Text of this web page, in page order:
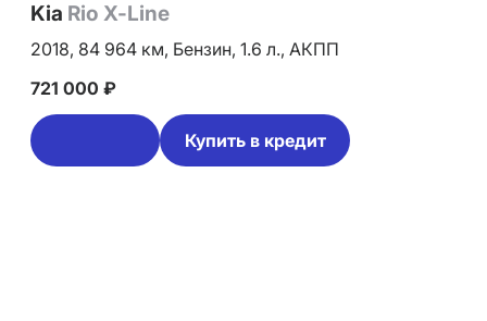
Kia Rio X-Line
2018, 84 964 км, Бензин, 1.6 л., АКПП
721 000 ₽
Купить в кредит